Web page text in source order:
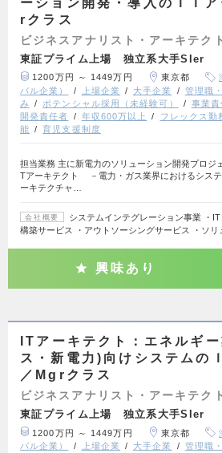
rクラス
ビジネスアナリスト・アーキテクト
東証プライム上場 独立系大手SIer
1200万円 ～ 1449万円 東京都
バル企業）
上場企業 大手企業 管理職
み
ポテンシャル採用（未経験可） 事業責
開発責任者
年収600万以上 フレックス勤
能
育児支援制度
担当業務 主に新電力のソリューション開発プロジ
Tアーキテクト －電力・ガス業界におけるシステ
ーキテクチャ…
会社概要
システムインテグレーション事業 ・
構築サービス ・アウトソーシングサービス ・ソリ
興味あり
ITアーキテクト：エネルギ
ス・新電力)向けシステムの
／Mgrクラス
ビジネスアナリスト・アーキテクト
東証プライム上場 独立系大手SIer
1200万円 ～ 1449万円 東京都
バル企業）
上場企業 大手企業 管理職